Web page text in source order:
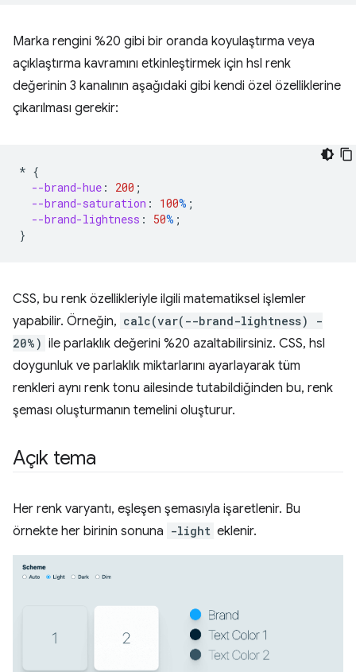
Marka rengini %20 gibi bir oranda koyulaştırma veya
açıklaştırma kavramını etkinleştirmek için hsl renk
değerinin 3 kanalının aşağıdaki gibi kendi özel özelliklerine
çıkarılması gerekir:
* {
--brand-hue : 200 ;
--brand-saturation : 100% ;
--brand-lightness : 50% ;
}
CSS, bu renk özellikleriyle ilgili matematiksel işlemler
yapabilir. Örneğin, calc(var(--brand-lightness) -
20%) ile parlaklık değerini %20 azaltabilirsiniz. CSS, hsl
doygunluk ve parlaklık miktarlarını ayarlayarak tüm
renkleri aynı renk tonu ailesinde tutabildiğinden bu, renk
şeması oluşturmanın temelini oluşturur.
Açık tema
Her renk varyantı, eşleşen şemasıyla işaretlenir. Bu
örnekte her birinin sonuna -light eklenir.